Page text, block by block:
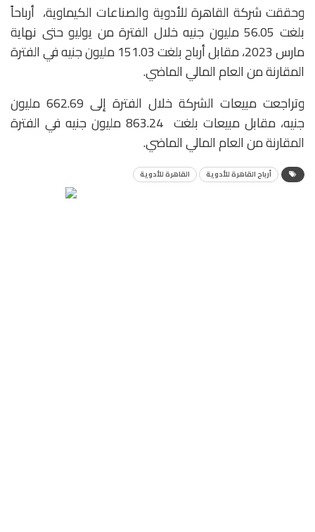
وحققت شركة القاهرة للأدوية والصناعات الكيماوية، أرباحاً
بلغت 56.05 مليون جنيه خلال الفترة من يوليو حتى نهاية
مارس 2023، مقابل أرباح بلغت 151.03 مليون جنيه في الفترة
المقارنة من العام المالي الماضي.
وتراجعت مبيعات الشركة خلال الفترة إلى 662.69 مليون
جنيه، مقابل مبيعات بلغت 863.24 مليون جنيه في الفترة
المقارنة من العام المالي الماضي.
أرباح القاهرة للأدوية القاهرة للأدوية